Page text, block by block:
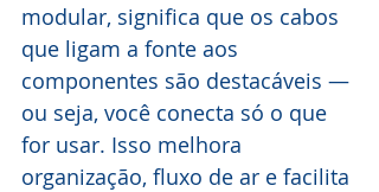
modular, significa que os cabos
que ligam a fonte aos
componentes são destacáveis —
ou seja, você conecta só o que
for usar. Isso melhora
organização, fluxo de ar e facilita